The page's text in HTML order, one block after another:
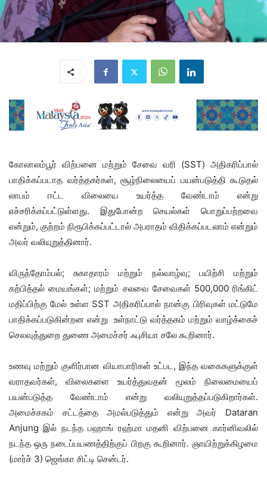
கோலாலம்பூர் விற்பனை மற்றும் சேவை வரி (SST) அதிகரிப்பால்
பாதிக்கப்படாத வர்த்தகர்கள், சூழ்நிலையைப் பயன்படுத்தி கூடுதல்
லாபம் ஈட்ட விலையை உயர்த்த வேண்டாம் என்று
எச்சரிக்கப்பட்டுள்ளது. இதுபோன்ற செயல்கள் பொறுப்பற்றவை
என்றும், குற்றம் நிரூபிக்கப்பட்டால் அபராதம் விதிக்கப்படலாம் என்றும்
அவர் வலியுறுத்தினார்.
விருந்தோம்பல்; சுகாதாரம் மற்றும் நல்வாழ்வு; பயிற்சி மற்றும்
கற்பித்தல் மையங்கள்; மற்றும் சலவை சேவைகள் 500,000 ரிங்கிட்
மதிப்பிற்கு மேல் உள்ள SST அதிகரிப்பால் நான்கு பிரிவுகள் மட்டுமே
பாதிக்கப்படுகின்றன என்று உள்நாட்டு வர்த்தகம் மற்றும் வாழ்க்கைச்
செலவுத்துறை துணை அமைச்சர் ஃபுசியா சலே கூறினார்.
உணவு மற்றும் குளிர்பான வியாபாரிகள் உட்பட, இந்த வகைகளுக்குள்
வராதவர்கள், விலைகளை உயர்த்துவதன் மூலம் நிலைமையைப்
பயன்படுத்த வேண்டாம் என்று வலியுறுத்தப்படுகிறார்கள்.
அமைச்சகம் சட்டத்தை அமல்படுத்தும் என்று அவர் Dataran
Anjung இல் நடந்த பஹாங் ரஹ்மா மதனி விற்பனை கார்னிவலில்
நடந்த ஒரு நடைப்பயணத்திற்குப் பிறகு கூறினார். ஞாயிற்றுக்கிழமை
(மார்ச் 3) ஜெங்கா சிட்டி சென்டர்.